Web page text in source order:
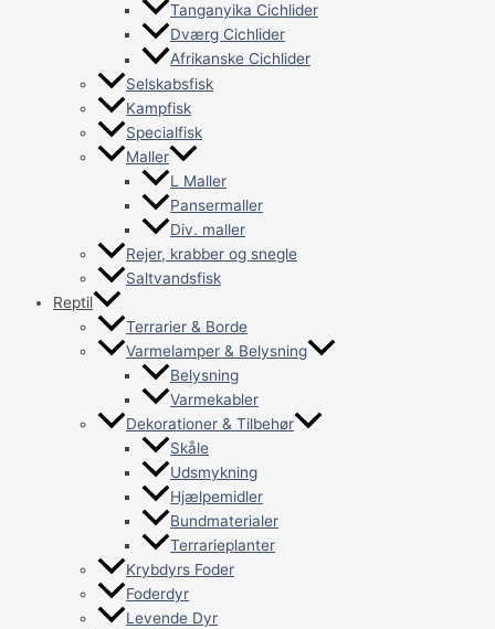
Tanganyika Cichlider
Dværg Cichlider
Afrikanske Cichlider
Selskabsfisk
Kampfisk
Specialfisk
Maller
L Maller
Pansermaller
Div. maller
Rejer, krabber og snegle
Saltvandsfisk
Reptil
Terrarier & Borde
Varmelamper & Belysning
Belysning
Varmekabler
Dekorationer & Tilbehør
Skåle
Udsmykning
Hjælpemidler
Bundmaterialer
Terrarieplanter
Krybdyrs Foder
Foderdyr
Levende Dyr